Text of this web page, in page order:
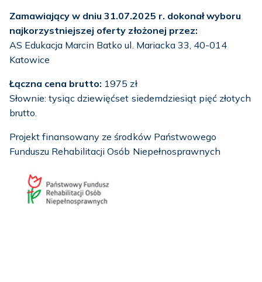
Zamawiający w dniu 31.07.2025 r. dokonał wyboru
najkorzystniejszej oferty złożonej przez:
AS Edukacja Marcin Batko ul. Mariacka 33, 40-014
Katowice
Łączna cena brutto: 1975 zł
Słownie: tysiąc dziewięćset siedemdziesiąt pięć złotych
brutto.
Projekt finansowany ze środków Państwowego
Funduszu Rehabilitacji Osób Niepełnosprawnych